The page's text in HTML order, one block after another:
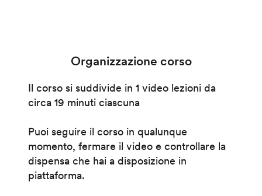
Organizzazione corso
Il corso si suddivide in 1 video lezioni da
circa 19 minuti ciascuna
Puoi seguire il corso in qualunque
momento, fermare il video e controllare la
dispensa che hai a disposizione in
piattaforma.